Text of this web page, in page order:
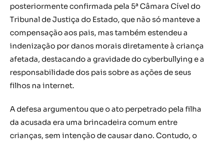
posteriormente confirmada pela 5ª Câmara Cível do
Tribunal de Justiça do Estado, que não só manteve a
compensação aos pais, mas também estendeu a
indenização por danos morais diretamente à criança
afetada, destacando a gravidade do cyberbullying e a
responsabilidade dos pais sobre as ações de seus
filhos na internet.
A defesa argumentou que o ato perpetrado pela filha
da acusada era uma brincadeira comum entre
crianças, sem intenção de causar dano. Contudo, o